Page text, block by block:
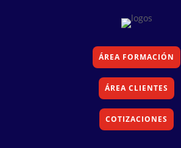
ÁREA FORMACIÓN
ÁREA CLIENTES
COTIZACIONES